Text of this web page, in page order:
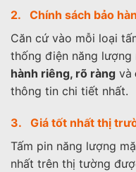
2. Chính sách bảo
Căn cứ vào mỗi loại
thống điện năng
hành riêng, rõ ràng và
thông tin chi tiết nhất.
3. Giá tốt nhất thị
Tấm pin năng lượng
nhất trên thị tường